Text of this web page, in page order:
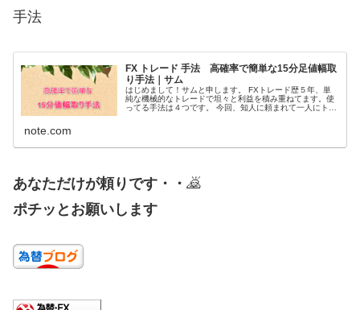
手法
FX トレード 手法 高確率で簡単な15分足値幅取
り手法｜サム
はじめまして！サムと申します。 FXトレード歴５年、単
純な機械的なトレードで坦々と利益を積み重ねてます。使
ってる手法は４つです。 今回、知人に頼まれて一人にトレ
note.com
あなただけが頼りです・・ 🙇
ポチッとお願いします